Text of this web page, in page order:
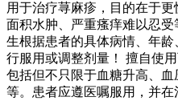
用于治疗荨麻疹，目的在于
面积水肿、严重瘙痒难以忍
生根据患者的具体病情、年
行服用或调整剂量！ 擅自使
包括但不只限于血糖升高、
等。患者应遵医嘱服用，并